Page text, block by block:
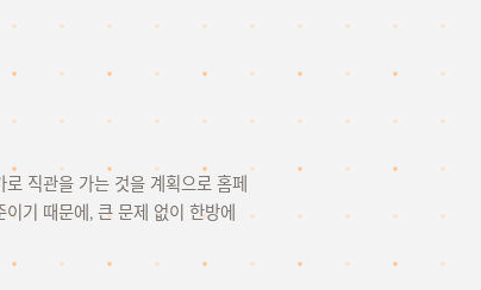
직관을 가는 것을 계획으로 홈페
기 때문에, 큰 문제 없이 한방에